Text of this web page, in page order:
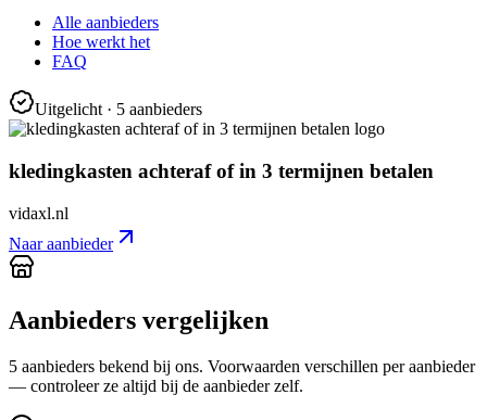
Alle aanbieders
Hoe werkt het
FAQ
Uitgelicht· 5 aanbieders
kledingkasten achteraf of in 3 termijnen betalen
vidaxl.nl
Naar aanbieder
Aanbieders vergelijken
5 aanbieders bekend bij ons. Voorwaarden verschillen per aanbieder
— controleer ze altijd bij de aanbieder zelf.